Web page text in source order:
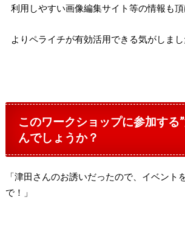
利用しやすい画像編集サイト等の情報も頂
よりペライチが有効活用できる気がしまし
このワークショップに参加する
んでしょうか？
「津田さんのお誘いだったので、イベント
で！」